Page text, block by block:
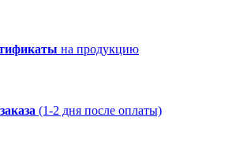
на продукцию
(1-2 дня после оплаты)